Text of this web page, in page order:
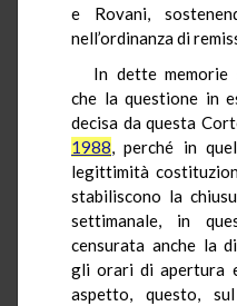
e Rovani,
nell’ordinanza di
In dette memorie
che la questione in
decisa da questa
1988, perché in
legittimità
stabiliscono la
settimanale, in
censurata anche la
gli orari di apertura
aspetto, questo,